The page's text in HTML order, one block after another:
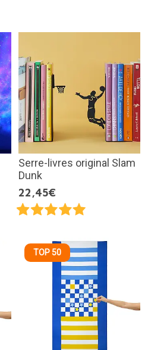
Serre-livres original Slam
Dunk
22,45€
TOP 50